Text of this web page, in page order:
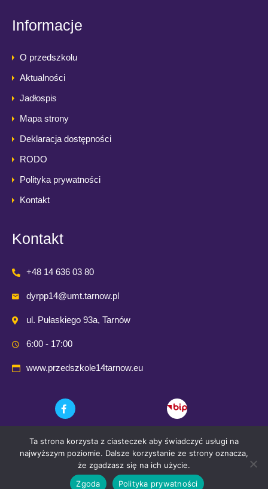
Informacje
O przedszkolu
Aktualności
Jadłospis
Mapa strony
Deklaracja dostępności
RODO
Polityka prywatności
Kontakt
Kontakt
+48 14 636 03 80
dyrpp14@umt.tarnow.pl
ul. Pułaskiego 93a, Tarnów
6:00 - 17:00
www.przedszkole14tarnow.eu
Ta strona korzysta z ciasteczek aby świadczyć usługi na
najwyższym poziomie. Dalsze korzystanie ze strony oznacza,
że zgadzasz się na ich użycie.
Zgoda
Polityka prywatności